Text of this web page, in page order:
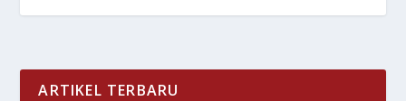
ARTIKEL TERBARU